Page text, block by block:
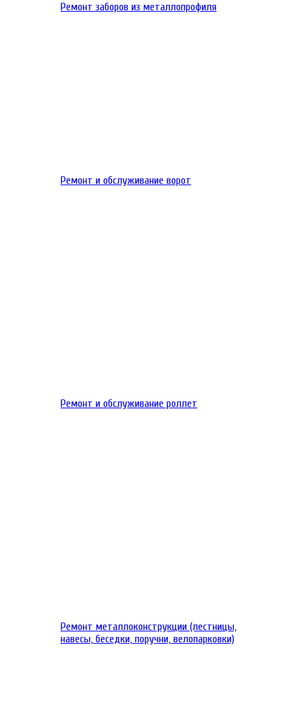
Ремонт заборов из металлопрофиля
Ремонт и обслуживание ворот
Ремонт и обслуживание роллет
Ремонт металлоконструкции (лестницы,
навесы, беседки, поручни, велопарковки)